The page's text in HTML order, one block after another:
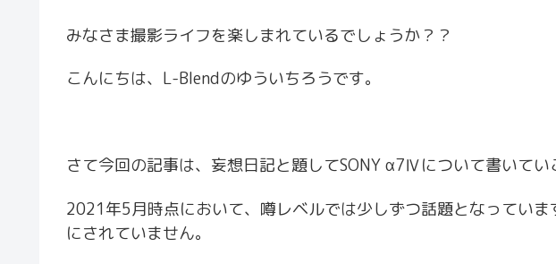
みなさま撮影ライフを楽しまれているでしょうか？？
こんにちは、L-Blendのゆういちろうです。
さて今回の記事は、妄想日記と題してSONY α7Ⅳについて書いてい
2021年5月時点において、噂レベルでは少しずつ話題となってい
にされていません。